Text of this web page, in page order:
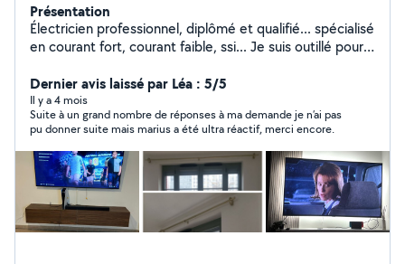
Présentation
Électricien professionnel, diplômé et qualifié... spécialisé
en courant fort, courant faible, ssi... Je suis outillé pour
soit exécuté selon les normes du métier, je suis sérieux
,ponctuel et aime atteindre mon objectif... Outre le
volet électricité je fais aussi dans la fixation des
tringles,des supports TV, des rails ainsi que tout type de
fixation murale...
Dernier avis laissé par Léa : 5/5
Il y a 4 mois
Suite à un grand nombre de réponses à ma demande je n’ai pas
pu donner suite mais marius a été ultra réactif, merci encore.